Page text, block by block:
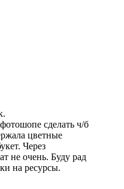
сделать ч/б
цветные
Через
не очень. Буду рад
на ресурсы.